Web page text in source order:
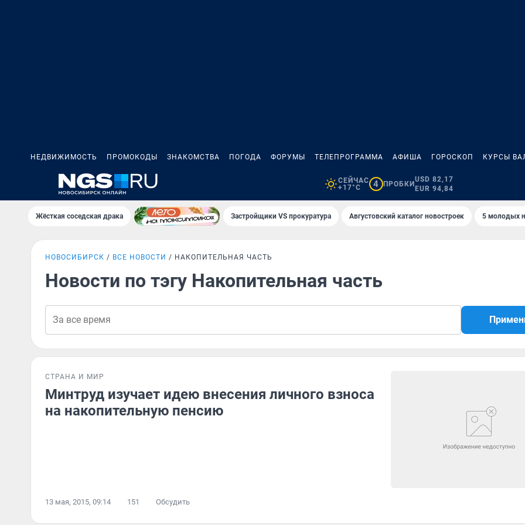
НЕДВИЖИМОСТЬ ПРОМОКОДЫ ЗНАКОМСТВА ПОГОДА ФОРУМЫ ТЕЛЕПРОГРАММА АФИША ГОРОСКОП КУРСЫ
СЕЙЧАС
+17°C
4 ПРОБКИ
USD 82,17
EUR 94,84
Жёсткая соседская драка Застройщики VS прокуратура Августовский каталог новостроек 5 молодых
НОВОСИБИРСК ВСЕ НОВОСТИ НАКОПИТЕЛЬНАЯ ЧАСТЬ
Новости по тэгу Накопительная часть
СТРАНА И МИР
Минтруд изучает идею внесения личного взноса
на накопительную пенсию
13 мая, 2015, 09:14 151 Обсудить